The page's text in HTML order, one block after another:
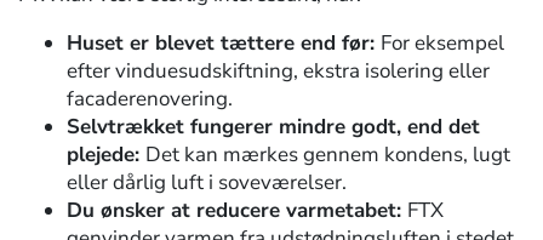
Huset er blevet tættere end før: For eksempel
efter vinduesudskiftning, ekstra isolering eller
facaderenovering.
Selvtrækket fungerer mindre godt, end det
plejede: Det kan mærkes gennem kondens, lugt
eller dårlig luft i soveværelser.
Du ønsker at reducere varmetabet: FTX